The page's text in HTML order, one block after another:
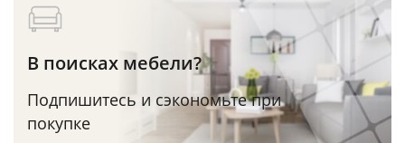
В поисках мебели?
Подпишитесь и сэкономьте при
покупке